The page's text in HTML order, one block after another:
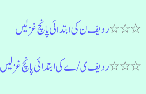
٭٭٭ردیف ن کی ابتدائی پانچ غزلیں
٭٭٭ردیف ی/ے کی ابتدائی پانچ غزلیں